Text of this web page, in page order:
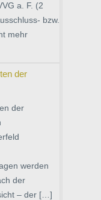
a. F. (2
bzw.
mehr
der
der
werden
der
– der […]